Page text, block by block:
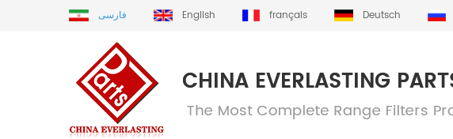
فارسی English français Deutsch